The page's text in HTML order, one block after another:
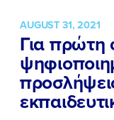
AUGUST 31, 2021
Για